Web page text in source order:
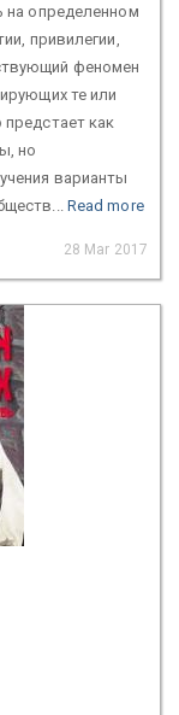
на определенном
привилегии,
феномен
те или
как
но
варианты
Read more
28 Mar 2017